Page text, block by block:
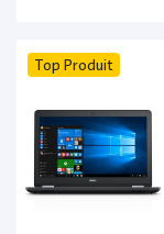
Top Produit